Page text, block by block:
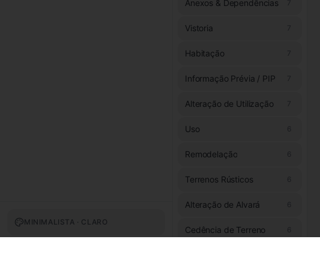
MINIMALISTA · CLARO
Anexos & Dependências 7
Vistoria 7
Habitação 7
Informação Prévia / PIP 7
Alteração de Utilização 7
Uso 6
Remodelação 6
Terrenos Rústicos 6
Alteração de Alvará 6
Cedência de Terreno 6